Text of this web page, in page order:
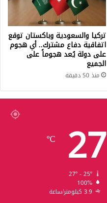
تركيا والسعودية وباكستان توقع
اتفاقية دفاع مشترك.. أي هجوم
على دولة يُعد هجوماً على
الجميع
منذ 50 دقيقة
27
℃
27º - 25º
100%
3.9 كيلومتر/ساعة